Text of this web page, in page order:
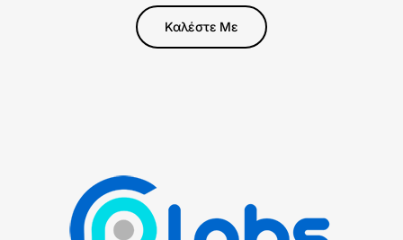
Καλέστε Με